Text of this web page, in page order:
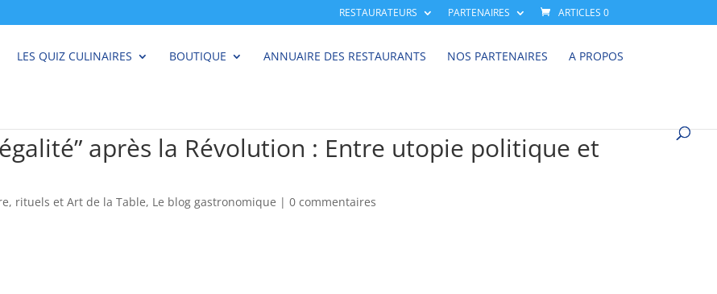
RESTAURATEURS PARTENAIRES ARTICLES 0
LES QUIZ CULINAIRES BOUTIQUE ANNUAIRE DES RESTAURANTS NOS PARTENAIRES A PROPOS
après la Révolution : Entre utopie politique et
rituels et Art de la Table, Le blog gastronomique |0 commentaires